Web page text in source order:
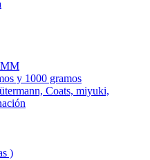
y 1000 gramos
Coats, miyuki,
)